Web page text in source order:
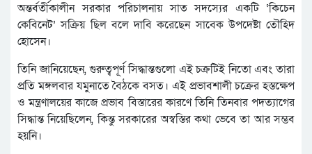
অন্তর্বর্তীকালীন সরকার পরিচালনায় সাত সদস্যের একটি ‘কিচেন
কেবিনেট’ সক্রিয় ছিল বলে দাবি করেছেন সাবেক উপদেষ্টা তৌহিদ
হোসেন।
তিনি জানিয়েছেন, গুরুত্বপূর্ণ সিদ্ধান্তগুলো এই চক্রটিই নিতো এবং তারা
প্রতি মঙ্গলবার যমুনাতে বৈঠকে বসত। এই প্রভাবশালী চক্রের হস্তক্ষেপ
ও মন্ত্রণালয়ের কাজে প্রভাব বিস্তারের কারণে তিনি তিনবার পদত্যাগের
সিদ্ধান্ত নিয়েছিলেন, কিন্তু সরকারের অস্বস্তির কথা ভেবে তা আর সম্ভব
হয়নি।